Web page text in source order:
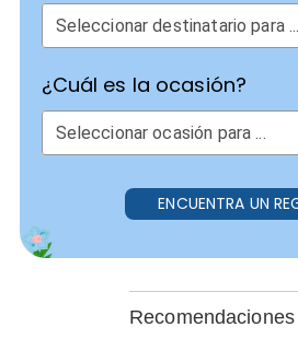
Seleccionar destinatario para ...
¿Cuál es la ocasión?
Seleccionar ocasión para ...
ENCUENTRA UN